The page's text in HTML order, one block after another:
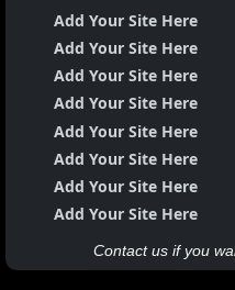
Add Your Site Here
Add Your Site Here
Add Your Site Here
Add Your Site Here
Add Your Site Here
Add Your Site Here
Add Your Site Here
Add Your Site Here
Contact us if you